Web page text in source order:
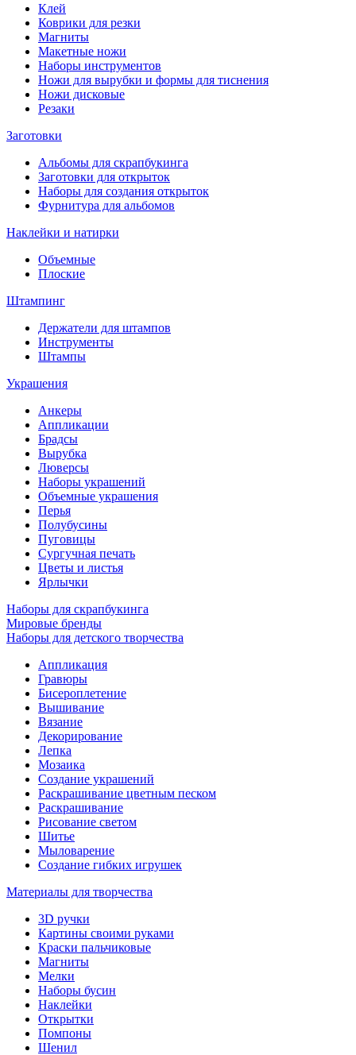
Клей
Коврики для резки
Магниты
Макетные ножи
Наборы инструментов
Ножи для вырубки и формы для тиснения
Ножи дисковые
Резаки
Заготовки
Альбомы для скрапбукинга
Заготовки для открыток
Наборы для создания открыток
Фурнитура для альбомов
Наклейки и натирки
Объемные
Плоские
Штампинг
Держатели для штампов
Инструменты
Штампы
Украшения
Анкеры
Аппликации
Брадсы
Вырубка
Люверсы
Наборы украшений
Объемные украшения
Перья
Полубусины
Пуговицы
Сургучная печать
Цветы и листья
Ярлычки
Наборы для скрапбукинга
Мировые бренды
Наборы для детского творчества
Аппликация
Гравюры
Бисероплетение
Вышивание
Вязание
Декорирование
Лепка
Мозаика
Создание украшений
Раскрашивание цветным песком
Раскрашивание
Рисование светом
Шитье
Мыловарение
Создание гибких игрушек
Материалы для творчества
3D ручки
Картины своими руками
Краски пальчиковые
Магниты
Мелки
Наборы бусин
Наклейки
Открытки
Помпоны
Шенил